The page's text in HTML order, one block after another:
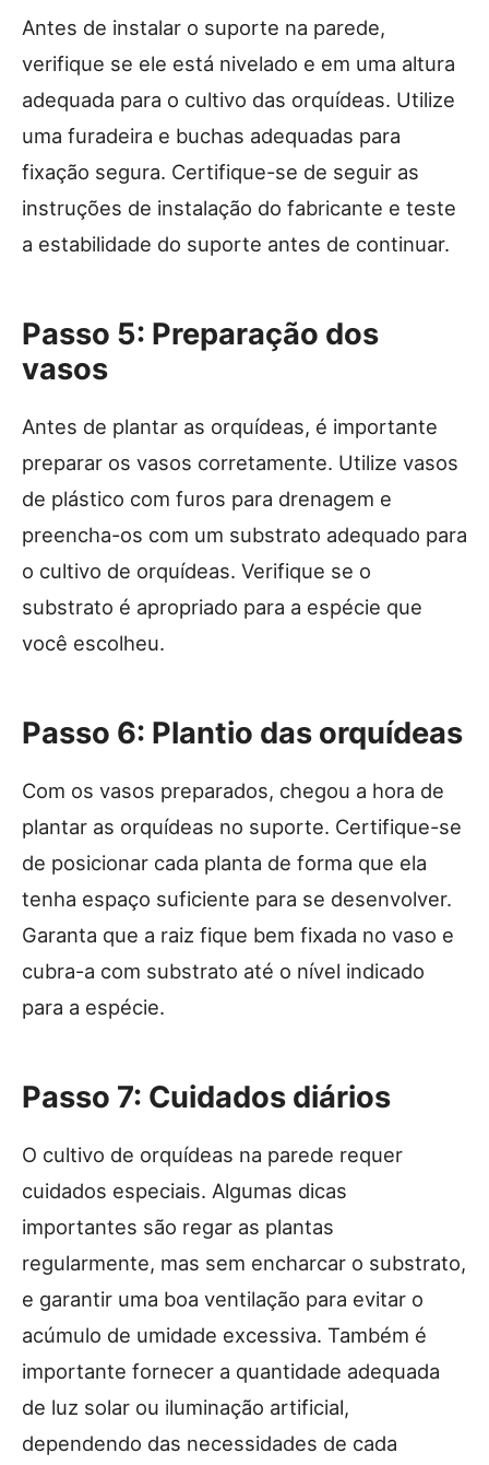
Antes de instalar o suporte na parede,
verifique se ele está nivelado e em uma altura
adequada para o cultivo das orquídeas. Utilize
uma furadeira e buchas adequadas para
fixação segura. Certifique-se de seguir as
instruções de instalação do fabricante e teste
a estabilidade do suporte antes de continuar.
Passo 5: Preparação dos
vasos
Antes de plantar as orquídeas, é importante
preparar os vasos corretamente. Utilize vasos
de plástico com furos para drenagem e
preencha-os com um substrato adequado para
o cultivo de orquídeas. Verifique se o
substrato é apropriado para a espécie que
você escolheu.
Passo 6: Plantio das orquídeas
Com os vasos preparados, chegou a hora de
plantar as orquídeas no suporte. Certifique-se
de posicionar cada planta de forma que ela
tenha espaço suficiente para se desenvolver.
Garanta que a raiz fique bem fixada no vaso e
cubra-a com substrato até o nível indicado
para a espécie.
Passo 7: Cuidados diários
O cultivo de orquídeas na parede requer
cuidados especiais. Algumas dicas
importantes são regar as plantas
regularmente, mas sem encharcar o substrato,
e garantir uma boa ventilação para evitar o
acúmulo de umidade excessiva. Também é
importante fornecer a quantidade adequada
de luz solar ou iluminação artificial,
dependendo das necessidades de cada